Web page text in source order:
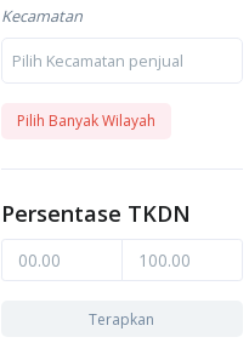
Kecamatan
Pilih Kecamatan penjual
Pilih Banyak Wilayah
Persentase TKDN
Terapkan